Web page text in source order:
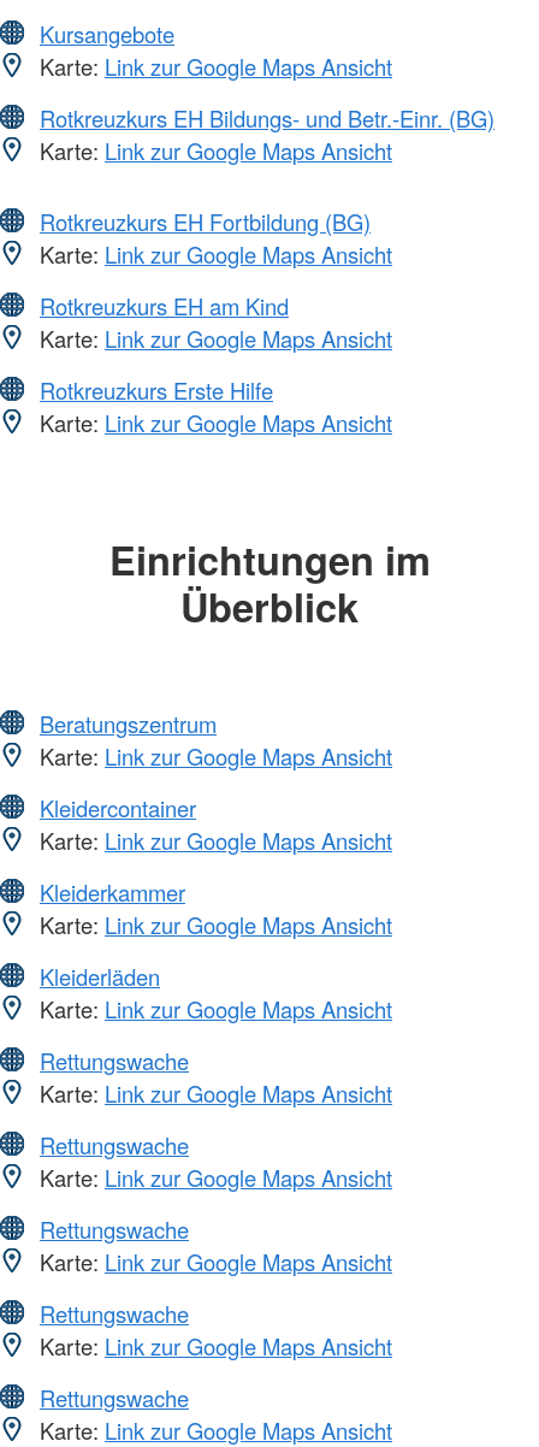
Kursangebote
Karte: Link zur Google Maps Ansicht
Rotkreuzkurs EH Bildungs- und Betr.-Einr. (BG)
Karte: Link zur Google Maps Ansicht
Rotkreuzkurs EH Fortbildung (BG)
Karte: Link zur Google Maps Ansicht
Rotkreuzkurs EH am Kind
Karte: Link zur Google Maps Ansicht
Rotkreuzkurs Erste Hilfe
Karte: Link zur Google Maps Ansicht
Einrichtungen im
Überblick
Beratungszentrum
Karte: Link zur Google Maps Ansicht
Kleidercontainer
Karte: Link zur Google Maps Ansicht
Kleiderkammer
Karte: Link zur Google Maps Ansicht
Kleiderläden
Karte: Link zur Google Maps Ansicht
Rettungswache
Karte: Link zur Google Maps Ansicht
Rettungswache
Karte: Link zur Google Maps Ansicht
Rettungswache
Karte: Link zur Google Maps Ansicht
Rettungswache
Karte: Link zur Google Maps Ansicht
Rettungswache
Karte: Link zur Google Maps Ansicht